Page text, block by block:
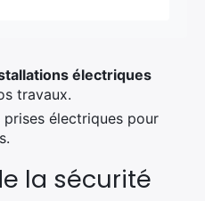
électriques
travaux.
prises électriques pour
la sécurité